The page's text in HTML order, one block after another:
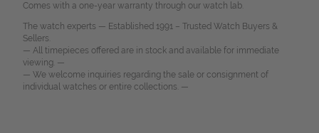
Comes with a one-year warranty through our watch lab.
The watch experts — Established 1991 – Trusted Watch Buyers &
Sellers.
— All timepieces offered are in stock and available for immediate
viewing. —
— We welcome inquiries regarding the sale or consignment of
individual watches or entire collections. —